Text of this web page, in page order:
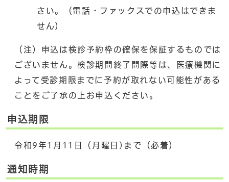
さい。（電話・ファックスでの申込はできま
せん）
（注）申込は検診予約枠の確保を保証するものでは
ございません。検診期間終了間際等は、医療機関に
よって受診期限までに予約が取れない可能性がある
ことをご了承の上お申込ください。
申込期限
令和9年1月11日（月曜日)まで（必着）
通知時期